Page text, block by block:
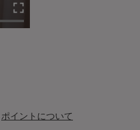
ポイントについて